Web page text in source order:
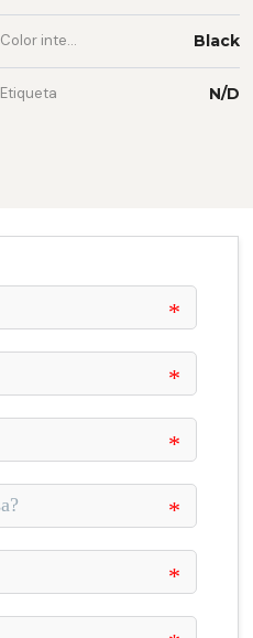
Color interior Black
Etiqueta N/D